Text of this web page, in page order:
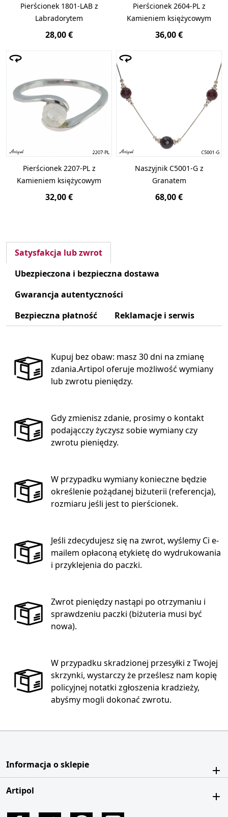
Pierścionek 1801-LAB z
Labradorytem
28,00 €
Pierścionek 2604-PL z
Kamieniem księżycowym
36,00 €
Pierścionek 2207-PL z
Kamieniem księżycowym
32,00 €
Naszyjnik C5001-G z
Granatem
68,00 €
Satysfakcja lub zwrot
Ubezpieczona i bezpieczna dostawa
Gwarancja autentyczności
Bezpieczna płatność
Reklamacje i serwis
Kupuj bez obaw: masz 30 dni na zmianę
zdania.Artipol oferuje możliwość wymiany
lub zwrotu pieniędzy.
Gdy zmienisz zdanie, prosimy o kontakt
podającczy życzysz sobie wymiany czy
zwrotu pieniędzy.
W przypadku wymiany konieczne będzie
określenie pożądanej biżuterii (referencja),
rozmiaru jeśli jest to pierścionek.
Jeśli zdecydujesz się na zwrot, wyślemy Ci e-
mailem opłaconą etykietę do wydrukowania
i przyklejenia do paczki.
Zwrot pieniędzy nastąpi po otrzymaniu i
sprawdzeniu paczki (biżuteria musi być
nowa).
W przypadku skradzionej przesyłki z Twojej
skrzynki, wystarczy że prześlesz nam kopię
policyjnej notatki zgłoszenia kradzieży,
abyśmy mogli dokonać zwrotu.
Informacja o sklepie
Artipol